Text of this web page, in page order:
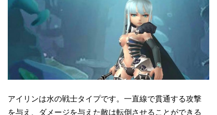
アイリンは水の戦士タイプです。一直線で貫通する攻撃
を与え、ダメージを与えた敵は転倒させることができる